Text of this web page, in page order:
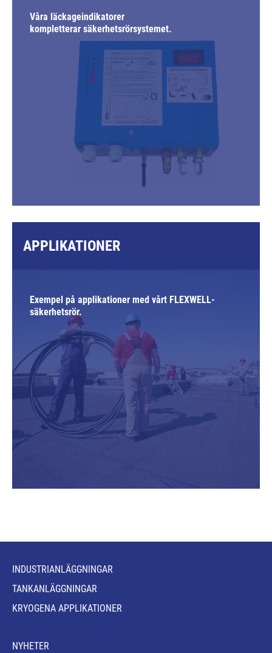
Våra läckageindikatorer
kompletterar säkerhetsrörsystemet.
APPLIKATIONER
Exempel på applikationer med vårt FLEXWELL-
säkerhetsrör.
INDUSTRIANLÄGGNINGAR
TANKANLÄGGNINGAR
KRYOGENA APPLIKATIONER
NYHETER